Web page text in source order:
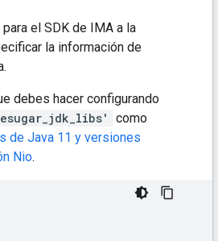
el SDK de IMA a la
la información de
debes hacer configurando
como
de Java 11 y versiones
Nio.